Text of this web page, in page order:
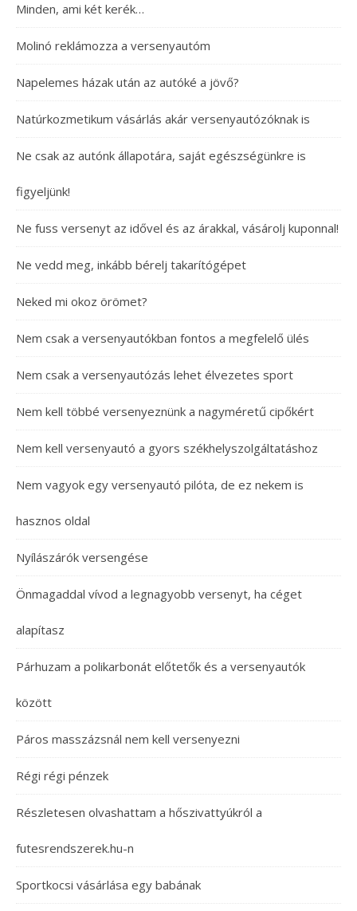
Minden, ami két kerék…
Molinó reklámozza a versenyautóm
Napelemes házak után az autóké a jövő?
Natúrkozmetikum vásárlás akár versenyautózóknak is
Ne csak az autónk állapotára, saját egészségünkre is
figyeljünk!
Ne fuss versenyt az idővel és az árakkal, vásárolj kuponnal!
Ne vedd meg, inkább bérelj takarítógépet
Neked mi okoz örömet?
Nem csak a versenyautókban fontos a megfelelő ülés
Nem csak a versenyautózás lehet élvezetes sport
Nem kell többé versenyeznünk a nagyméretű cipőkért
Nem kell versenyautó a gyors székhelyszolgáltatáshoz
Nem vagyok egy versenyautó pilóta, de ez nekem is
hasznos oldal
Nyílászárók versengése
Önmagaddal vívod a legnagyobb versenyt, ha céget
alapítasz
Párhuzam a polikarbonát előtetők és a versenyautók
között
Páros masszázsnál nem kell versenyezni
Régi régi pénzek
Részletesen olvashattam a hőszivattyúkról a
futesrendszerek.hu-n
Sportkocsi vásárlása egy babának